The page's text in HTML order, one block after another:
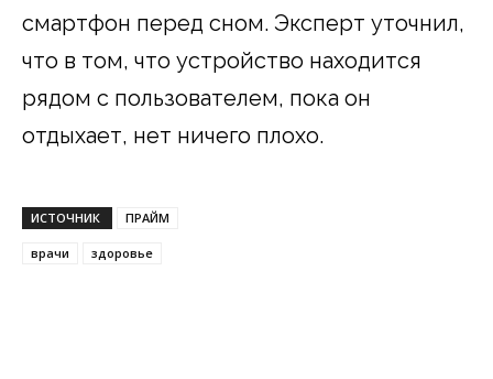
смартфон перед сном. Эксперт уточнил,
что в том, что устройство находится
рядом с пользователем, пока он
отдыхает, нет ничего плохо.
ИСТОЧНИК ПРАЙМ
врачи здоровье